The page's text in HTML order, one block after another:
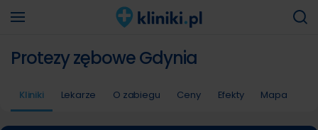
Protezy zębowe Gdynia
Kliniki Lekarze O zabiegu Ceny Efekty Mapa